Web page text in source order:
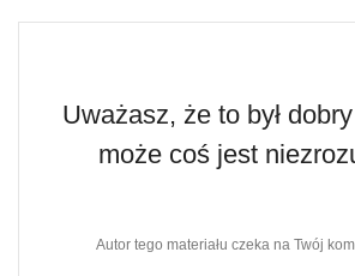
Uważasz, że to był
może coś jest
Autor tego materiału czeka na Twój